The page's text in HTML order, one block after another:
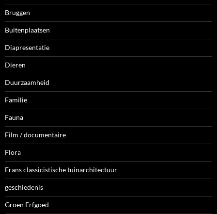
Bruggen
Buitenplaatsen
Diapresentatie
Dieren
Duurzaamheid
Familie
Fauna
Film / documentaire
Flora
Frans classicistische tuinarchitectuur
geschiedenis
Groen Erfgoed